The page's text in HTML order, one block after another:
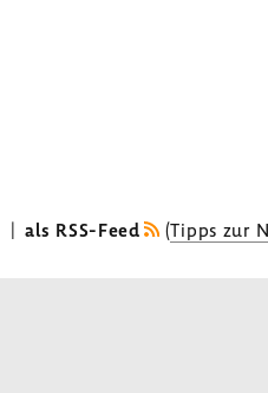
| als RSS-Feed (Tipps zur